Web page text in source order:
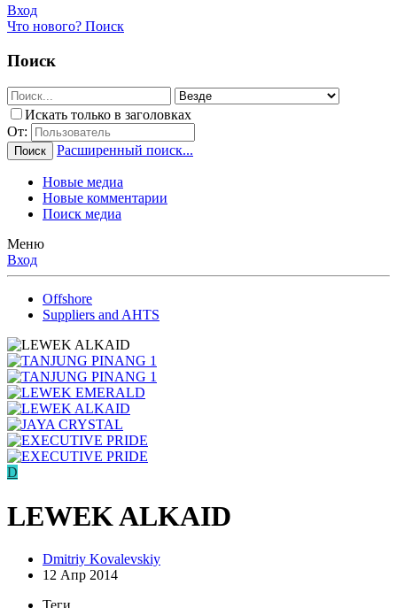
Вход
Что нового? Поиск
Поиск
Искать только в заголовках
От:
Поиск Расширенный поиск...
Новые медиа
Новые комментарии
Поиск медиа
Меню
Вход
Offshore
Suppliers and AHTS
D
LEWEK ALKAID
Dmitriy Kovalevskiy
12 Апр 2014